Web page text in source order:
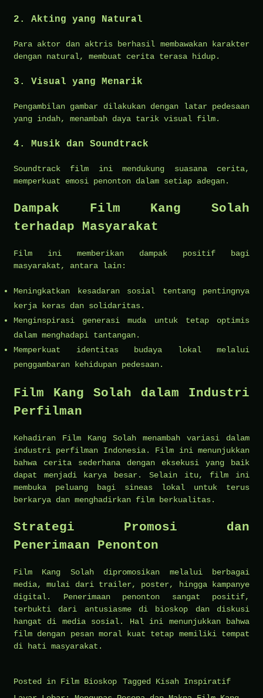
2. Akting yang Natural
Para aktor dan aktris berhasil membawakan karakter
dengan natural, membuat cerita terasa hidup.
3. Visual yang Menarik
Pengambilan gambar dilakukan dengan latar pedesaan
yang indah, menambah daya tarik visual film.
4. Musik dan Soundtrack
Soundtrack film ini mendukung suasana cerita,
memperkuat emosi penonton dalam setiap adegan.
Dampak Film Kang Solah
terhadap Masyarakat
Film ini memberikan dampak positif bagi
masyarakat, antara lain:
Meningkatkan kesadaran sosial tentang pentingnya
kerja keras dan solidaritas.
Menginspirasi generasi muda untuk tetap optimis
dalam menghadapi tantangan.
Memperkuat identitas budaya lokal melalui
penggambaran kehidupan pedesaan.
Film Kang Solah dalam Industri
Perfilman
Kehadiran Film Kang Solah menambah variasi dalam
industri perfilman Indonesia. Film ini menunjukkan
bahwa cerita sederhana dengan eksekusi yang baik
dapat menjadi karya besar. Selain itu, film ini
membuka peluang bagi sineas lokal untuk terus
berkarya dan menghadirkan film berkualitas.
Strategi Promosi dan
Penerimaan Penonton
Film Kang Solah dipromosikan melalui berbagai
media, mulai dari trailer, poster, hingga kampanye
digital. Penerimaan penonton sangat positif,
terbukti dari antusiasme di bioskop dan diskusi
hangat di media sosial. Hal ini menunjukkan bahwa
film dengan pesan moral kuat tetap memiliki tempat
di hati masyarakat.
Posted in Film Bioskop Tagged Kisah Inspiratif